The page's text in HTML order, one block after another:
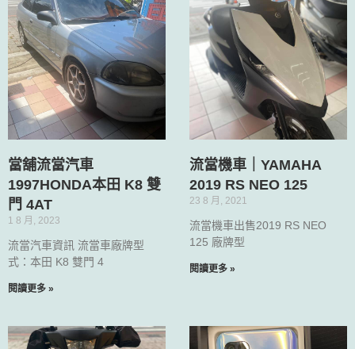
當舖流當汽車
1997HONDA本田 K8 雙
門 4AT
1 8 月, 2023
流當汽車資訊 流當車廠牌型
式：本田 K8 雙門 4
閱讀更多 »
流當機車｜YAMAHA
2019 RS NEO 125
23 8 月, 2021
流當機車出售2019 RS NEO
125 廠牌型
閱讀更多 »